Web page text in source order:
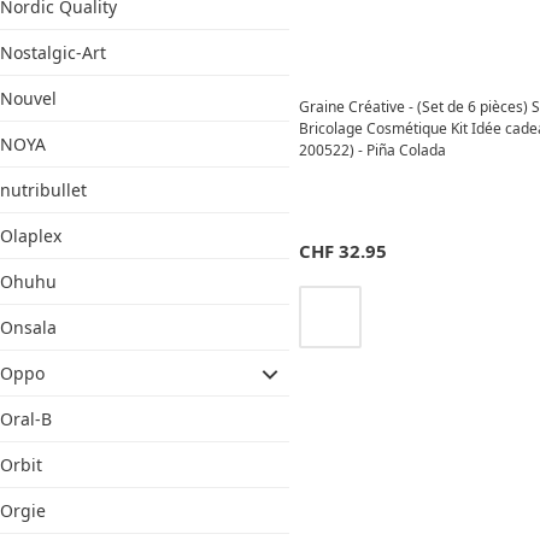
Nordic Quality
Nostalgic-Art
Nouvel
NOYA
nutribullet
Olaplex
Ohuhu
Onsala
Oppo
Oral-B
Orbit
Orgie
Graine Créative - (Set de 6 pièces)
Bricolage Cosmétique Kit Idée
200522) - Piña Colada
CHF 32.95